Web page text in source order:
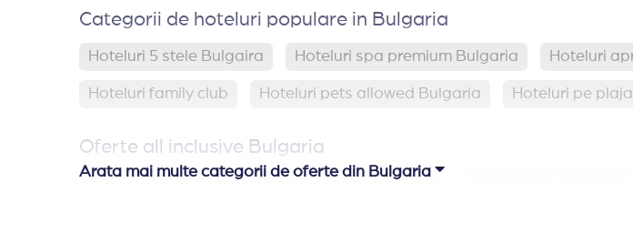
Categorii de hoteluri populare in Bulgaria
Hoteluri 5 stele Bulgaira Hoteluri spa premium Bulgaria Hoteluri
Hoteluri family club Hoteluri pets allowed Bulgaria Hoteluri pe
Oferte all inclusive Bulgaria
All inclusive Sunny Beach
Arata mai multe categorii de oferte din Bulgaria